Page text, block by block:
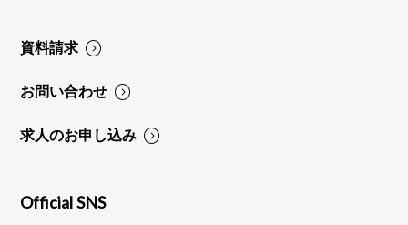
資料請求
お問い合わせ
求人のお申し込み
Official SNS